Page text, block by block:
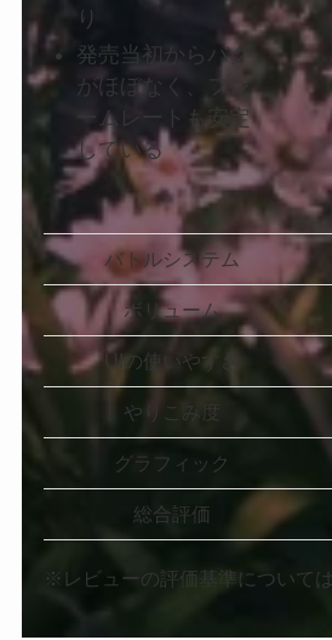
り
発売当初からバグ
がほぼなく、フレ
ームレートも安定
している
バトルシステム
ボリューム
UIの使いやすさ
やりこみ度
グラフィック
総合評価
※レビューの評価基準については